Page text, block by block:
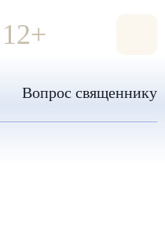
12+
Вопрос священнику